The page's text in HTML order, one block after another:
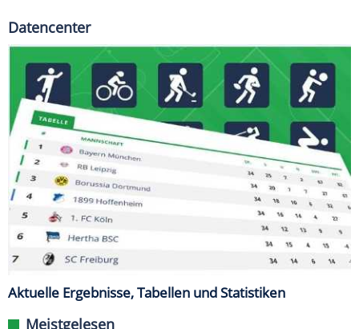
Datencenter
Aktuelle Ergebnisse, Tabellen und Statistiken
Meistgelesen